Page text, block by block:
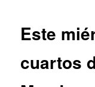
Este
cuartos